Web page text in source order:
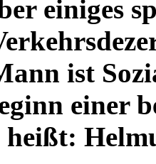
einiges
ist
einer